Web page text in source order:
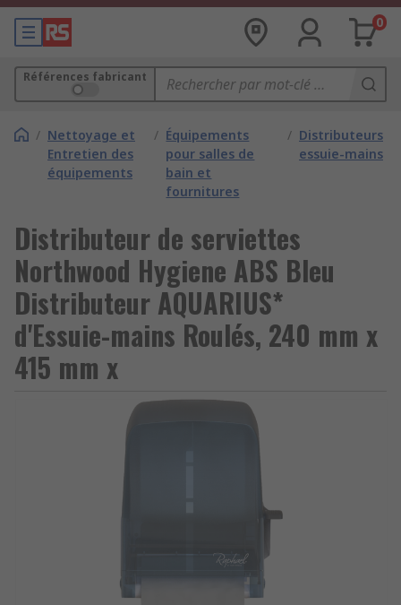
0
Références fabricant
/ Nettoyage et
Entretien des
équipements
/ Équipements
pour salles de
bain et
fournitures
/ Distributeurs
essuie-mains
Distributeur de serviettes
Northwood Hygiene ABS Bleu
Distributeur AQUARIUS*
d'Essuie-mains Roulés, 240 mm x
415 mm x